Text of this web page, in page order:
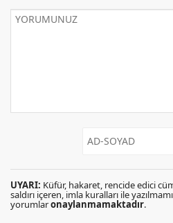
UYARI: Küfür, hakaret, rencide edici
saldırı içeren, imla kuralları ile
yorumlaronaylanmamaktadır.